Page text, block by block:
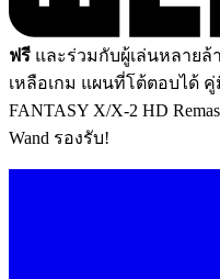
ฟรี และร่วมกับผู้เล่นหลาย
เหลือเกม แผนที่โต้ตอบได้
FANTASY X/X-2 HD
Wand รองรับ!